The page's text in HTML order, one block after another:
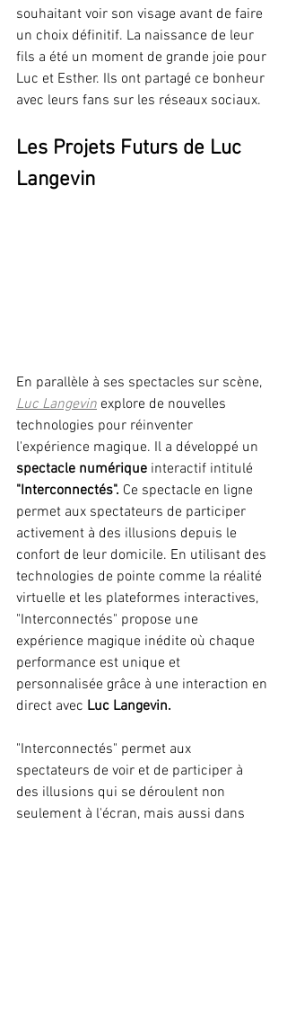
souhaitant voir son visage avant de faire
un choix définitif. La naissance de leur
fils a été un moment de grande joie pour
Luc et Esther. Ils ont partagé ce bonheur
avec leurs fans sur les réseaux sociaux​​.
Les Projets Futurs de Luc
Langevin
En parallèle à ses spectacles sur scène,
Luc Langevin explore de nouvelles
technologies pour réinventer
l'expérience magique. Il a développé un
spectacle numérique interactif intitulé
"Interconnectés". Ce spectacle en ligne
permet aux spectateurs de participer
activement à des illusions depuis le
confort de leur domicile. En utilisant des
technologies de pointe comme la réalité
virtuelle et les plateformes interactives,
"Interconnectés" propose une
expérience magique inédite où chaque
performance est unique et
personnalisée grâce à une interaction en
direct avec Luc Langevin​.
"Interconnectés" permet aux
spectateurs de voir et de participer à
des illusions qui se déroulent non
seulement à l'écran, mais aussi dans